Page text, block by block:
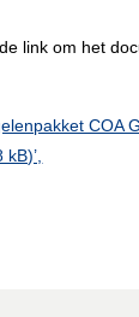
link om het
COA